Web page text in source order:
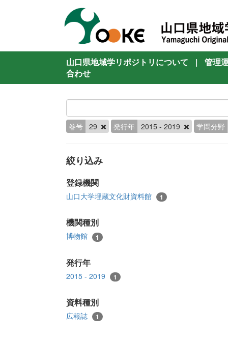
山口県地域学リポジトリについて |
管理
合わせ
巻号 29 発行年 2015 - 2019 学問分野
絞り込み
登録機関
山口大学埋蔵文化財資料館 1
機関種別
博物館 1
発行年
2015 - 2019 1
資料種別
広報誌 1